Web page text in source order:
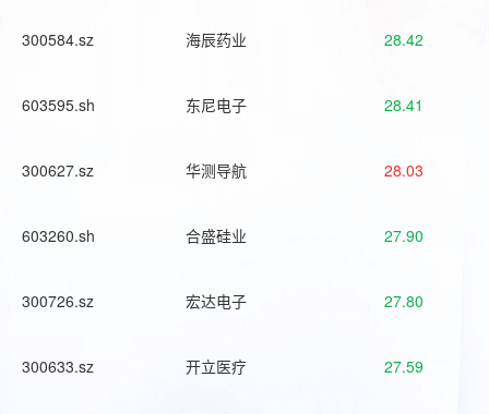
300584.sz 海辰药业 28.42
603595.sh 东尼电子 28.41
300627.sz 华测导航 28.03
603260.sh 合盛硅业 27.90
300726.sz 宏达电子 27.80
300633.sz 开立医疗 27.59